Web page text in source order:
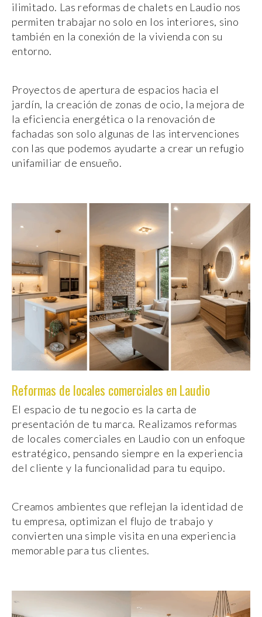
ilimitado. Las reformas de chalets en Laudio nos
permiten trabajar no solo en los interiores, sino
también en la conexión de la vivienda con su
entorno.
Proyectos de apertura de espacios hacia el
jardín, la creación de zonas de ocio, la mejora de
la eficiencia energética o la renovación de
fachadas son solo algunas de las intervenciones
con las que podemos ayudarte a crear un refugio
unifamiliar de ensueño.
Reformas de locales comerciales en Laudio
El espacio de tu negocio es la carta de
presentación de tu marca. Realizamos reformas
de locales comerciales en Laudio con un enfoque
estratégico, pensando siempre en la experiencia
del cliente y la funcionalidad para tu equipo.
Creamos ambientes que reflejan la identidad de
tu empresa, optimizan el flujo de trabajo y
convierten una simple visita en una experiencia
memorable para tus clientes.